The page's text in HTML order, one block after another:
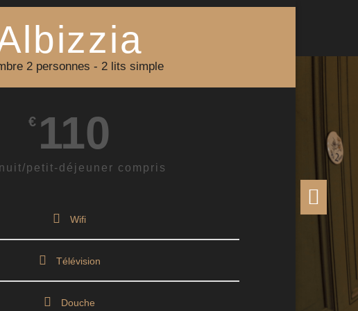
2 personnes - 2 lits simple
€ 110
petit-déjeuner compris
Wifi
Télévision
Douche